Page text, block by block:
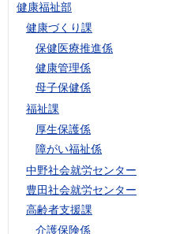
健康福祉部
健康づくり課
保健医療推進係
健康管理係
母子保健係
福祉課
厚生保護係
障がい福祉係
中野社会就労センター
豊田社会就労センター
高齢者支援課
介護保険係